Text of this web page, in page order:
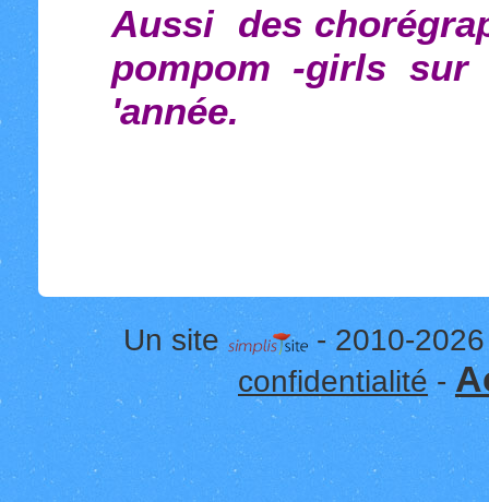
Aussi des
pompom -girls
'année.
Un site
- 2010-
confidentialité -